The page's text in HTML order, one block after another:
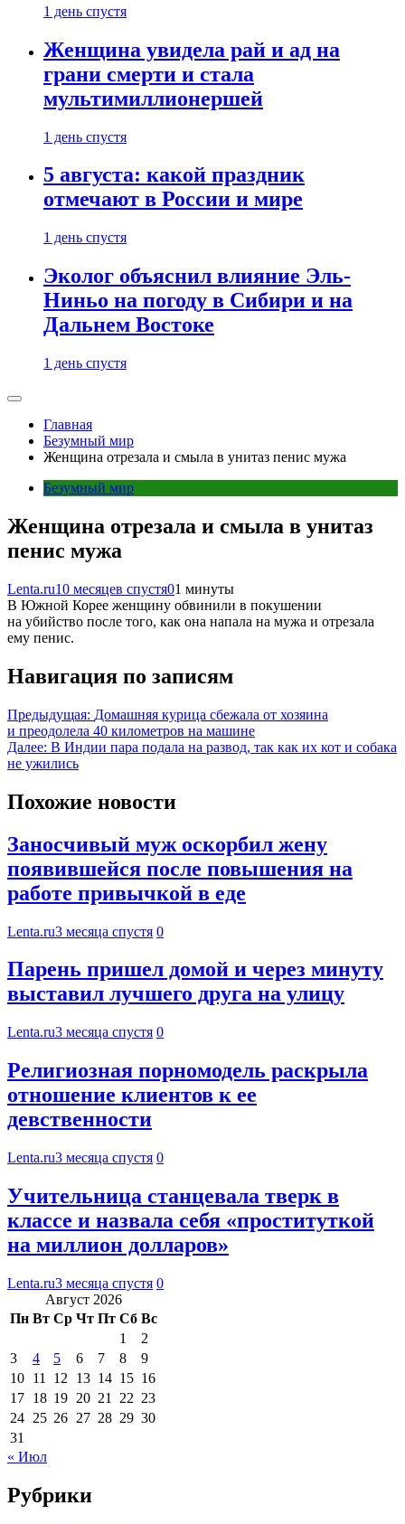
1 день спустя
Женщина увидела рай и ад на
грани смерти и стала
мультимиллионершей
1 день спустя
5 августа: какой праздник
отмечают в России и мире
1 день спустя
Эколог объяснил влияние Эль-
Ниньо на погоду в Сибири и на
Дальнем Востоке
1 день спустя
Главная
Безумный мир
Женщина отрезала и смыла в унитаз пенис мужа
Безумный мир
Женщина отрезала и смыла в унитаз
пенис мужа
Lenta.ru10 месяцев спустя01 минуты
В Южной Корее женщину обвинили в покушении
на убийство после того, как она напала на мужа и отрезала
ему пенис.
Навигация по записям
Предыдущая: Домашняя курица сбежала от хозяина
и преодолела 40 километров на машине
Далее: В Индии пара подала на развод, так как их кот и собака
не ужились
Похожие новости
Заносчивый муж оскорбил жену
появившейся после повышения на
работе привычкой в еде
Lenta.ru3 месяца спустя 0
Парень пришел домой и через минуту
выставил лучшего друга на улицу
Lenta.ru3 месяца спустя 0
Религиозная порномодель раскрыла
отношение клиентов к ее
девственности
Lenta.ru3 месяца спустя 0
Учительница станцевала тверк в
классе и назвала себя «проституткой
на миллион долларов»
Lenta.ru3 месяца спустя 0
Август 2026
Пн Вт Ср Чт Пт Сб Вс
1
2
3
4 5 6 7 8
9
10 11 12 13 14 15 16
17 18 19 20 21 22 23
24 25 26 27 28 29 30
31
« Июл
Рубрики